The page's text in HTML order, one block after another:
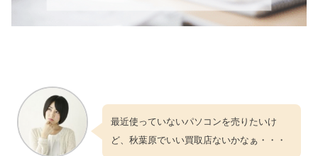
最近使っていないパソコンを売りたいけ
ど、秋葉原でいい買取店ないかなぁ・・・